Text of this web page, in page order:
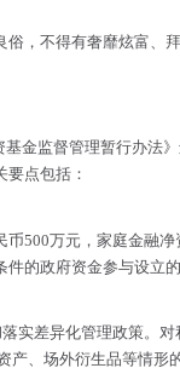
，不得有奢靡炫富、
金监督管理暂行办法
点包括：
500万元，家庭金融净
的政府资金参与设立
实差异化管理政策。
产、场外衍生品等情形